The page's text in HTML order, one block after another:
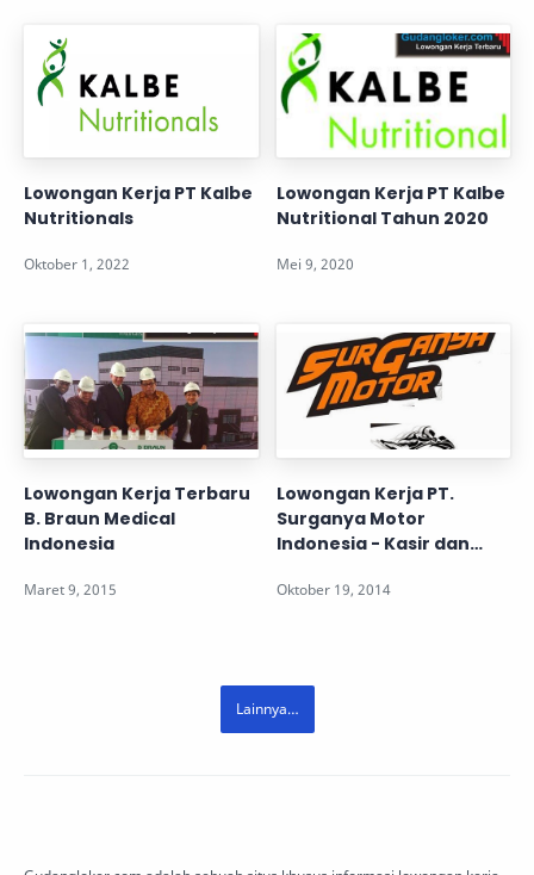
Lowongan Kerja PT Kalbe
Nutritionals
Lowongan Kerja PT Kalbe
Nutritional Tahun 2020
Lowongan Kerja Terbaru
B. Braun Medical
Indonesia
Lowongan Kerja PT.
Surganya Motor
Indonesia - Kasir dan